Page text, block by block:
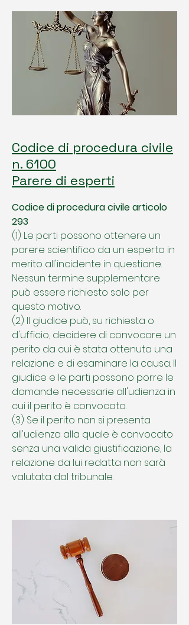
Codice di procedura civile
n. 6100
Parere di esperti
Codice di procedura civile articolo
293
(1) Le parti possono ottenere un
parere scientifico da un esperto in
merito all'incidente in questione.
Nessun termine supplementare
può essere richiesto solo per
questo motivo.
(2) Il giudice può, su richiesta o
d'ufficio, decidere di convocare un
perito da cui è stata ottenuta una
relazione e di esaminare la causa. Il
giudice e le parti possono porre le
domande necessarie all'udienza in
cui il perito è convocato.
(3) Se il perito non si presenta
all'udienza alla quale è convocato
senza una valida giustificazione, la
relazione da lui redatta non sarà
valutata dal tribunale.